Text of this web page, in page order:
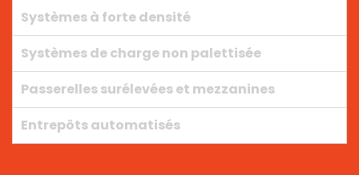
Systèmes à forte densité
Systèmes de charge non palettisée
Passerelles surélevées et mezzanines
Entrepôts automatisés